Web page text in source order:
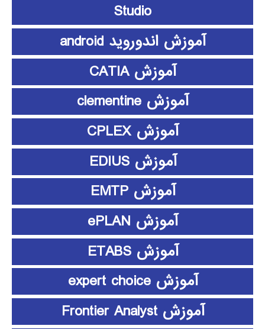
Studio
آموزش اندوروید android
آموزش CATIA
آموزش clementine
آموزش CPLEX
آموزش EDIUS
آموزش EMTP
آموزش ePLAN
آموزش ETABS
آموزش expert choice
آموزش Frontier Analyst